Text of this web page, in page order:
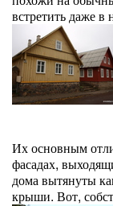
встретить даже в
Их основным
фасадах,
дома вытянуты
крыши. Вот,